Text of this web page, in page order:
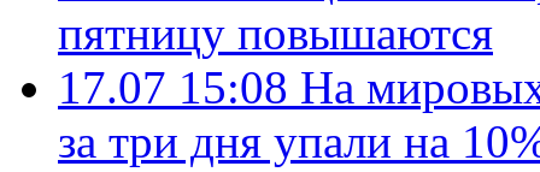
пятницу повышаются
17.07 15:08 На
за три дня упали на